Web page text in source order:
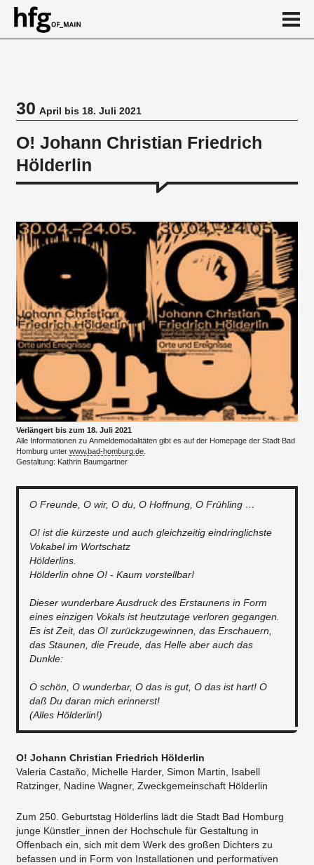
Stationen
30April bis 18. Juli 2021
O! Johann Christian Friedrich
Hölderlin
Verlängert bis zum 18. Juli 2021
Alle Informationen zu Anmeldemodalitäten gibt es auf der Homepage der Stadt Bad
Homburg unter www.bad-homburg.de
Gestaltung: Kathrin Baumgartner
O Freunde, O wir, O du, O Hoffnung, O Frühling …
O! ist die kürzeste und auch gleichzeitig eindringlichste
Vokabel im Wortschatz
​Hölderlins.
Hölderlin ohne O! - Kaum vorstellbar!
Dieser wunderbare Ausdruck des Erstaunens in Form
eines einzigen Vokals ist heutzutage verloren gegangen.
Es ist Zeit, das O! zurückzugewinnen, das Erschauern,
das Staunen, die Freude, das Helle aber auch das
Dunkle:
O schön, O wunderbar, O das is gut, O das ist hart! O
daß Du daran mich erinnerst!
​(Alles Hölderlin!)
O! Johann Christian Friedrich Hölderlin
Valeria Castaño, Michelle Harder, Simon Martin, Isabell
Ratzinger, Nadine Wagner, Zweckgemeinschaft Hölderlin
Zum 250. Geburtstag Hölderlins lädt die Stadt Bad Homburg
junge Künstler_innen der Hochschule für Gestaltung in
Offenbach ein, sich mit dem Werk des großen Dichters zu
befassen und in Form von Installationen und performativen